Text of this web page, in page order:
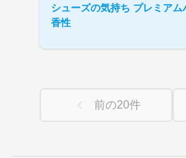
シューズの気持ち プレミア
香性
前の20件